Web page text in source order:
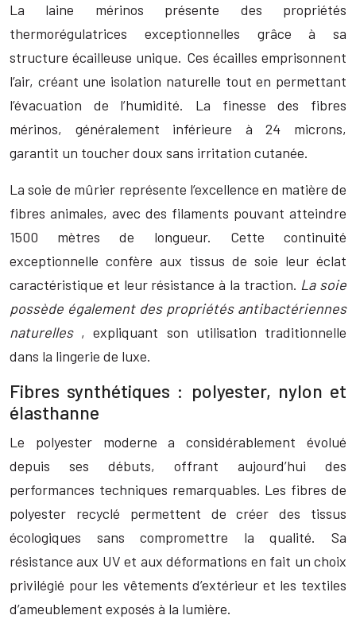
La laine mérinos présente des propriétés
thermorégulatrices exceptionnelles grâce à sa
structure écailleuse unique. Ces écailles emprisonnent
l’air, créant une isolation naturelle tout en permettant
l’évacuation de l’humidité. La finesse des fibres
mérinos, généralement inférieure à 24 microns,
garantit un toucher doux sans irritation cutanée.
La soie de mûrier représente l’excellence en matière de
fibres animales, avec des filaments pouvant atteindre
1500 mètres de longueur. Cette continuité
exceptionnelle confère aux tissus de soie leur éclat
caractéristique et leur résistance à la traction. La soie
possède également des propriétés antibactériennes
naturelles , expliquant son utilisation traditionnelle
dans la lingerie de luxe.
Fibres synthétiques : polyester, nylon et
élasthanne
Le polyester moderne a considérablement évolué
depuis ses débuts, offrant aujourd’hui des
performances techniques remarquables. Les fibres de
polyester recyclé permettent de créer des tissus
écologiques sans compromettre la qualité. Sa
résistance aux UV et aux déformations en fait un choix
privilégié pour les vêtements d’extérieur et les textiles
d’ameublement exposés à la lumière.